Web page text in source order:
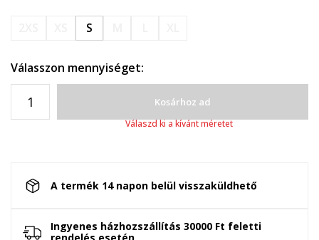
S
Válasszon mennyiséget:
Kosárhoz ad
Válaszd ki a kívánt méretet
A termék 14 napon belül visszaküldhető
Ingyenes házhozszállítás 30000 Ft feletti
rendelés esetén